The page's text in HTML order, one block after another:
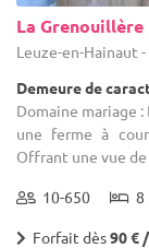
La Grenouillère
Leuze-en-Hainaut
Demeure de
Domaine mariage
une ferme à
Offrant une vue
10-650 8
Forfait dès90 €